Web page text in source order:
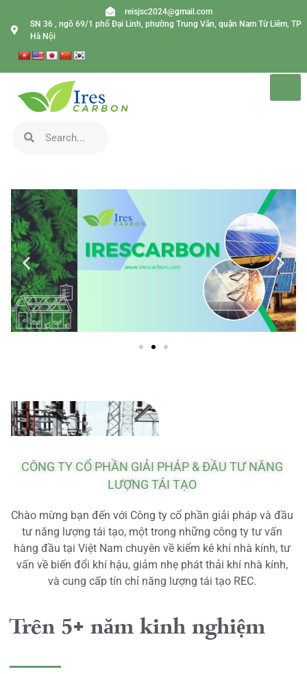
reisjsc2024@gmail.com
SN 36 , ngõ 69/1 phố Đại Linh, phường Trung Văn, quận Nam Từ Liêm, TP
Hà Nội
CÔNG TY CỔ PHẦN GIẢI PHÁP & ĐẦU TƯ NĂNG
LƯỢNG TÁI TẠO
Chào mừng bạn đến với Công ty cổ phần giải pháp và đầu
tư năng lượng tái tạo, một trong những công ty tư vấn
hàng đầu tại Việt Nam chuyên về kiểm kê khí nhà kính, tư
vấn về biến đổi khí hậu, giảm nhẹ phát thải khí nhà kính,
và cung cấp tín chỉ năng lượng tái tạo REC.
Trên 5+ năm kinh nghiệm